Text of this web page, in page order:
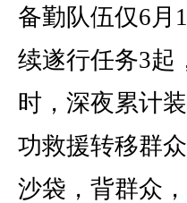
备勤队伍仅6月
续遂行任务3起
时，深夜累计
功救援转移群
沙袋，背群众